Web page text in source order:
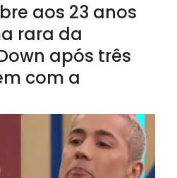
aos 23 anos
rara da
após três
com a